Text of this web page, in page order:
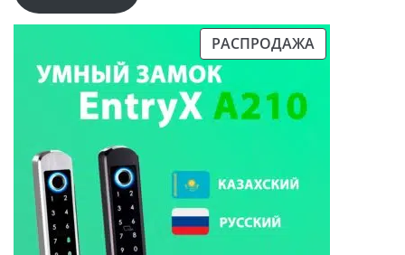
РАСПРОДАЖА
ПРОДАВАЕМЫЙ
ТОВАР